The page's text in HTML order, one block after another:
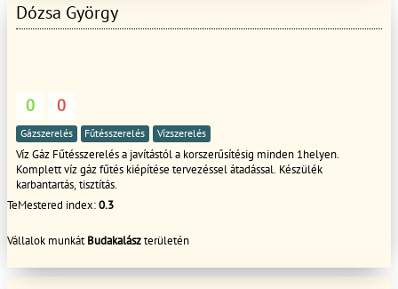
Dózsa György
0 0
Gázszerelés Fűtésszerelés Vízszerelés
Víz Gáz Fűtésszerelés a javítástól a korszerűsítésig minden 1helyen.
Komplett víz gáz fűtés kiépítése tervezéssel átadással. Készülék
karbantartás, tisztítás.
TeMestered index:0.3
Vállalok munkátBudakalászterületén